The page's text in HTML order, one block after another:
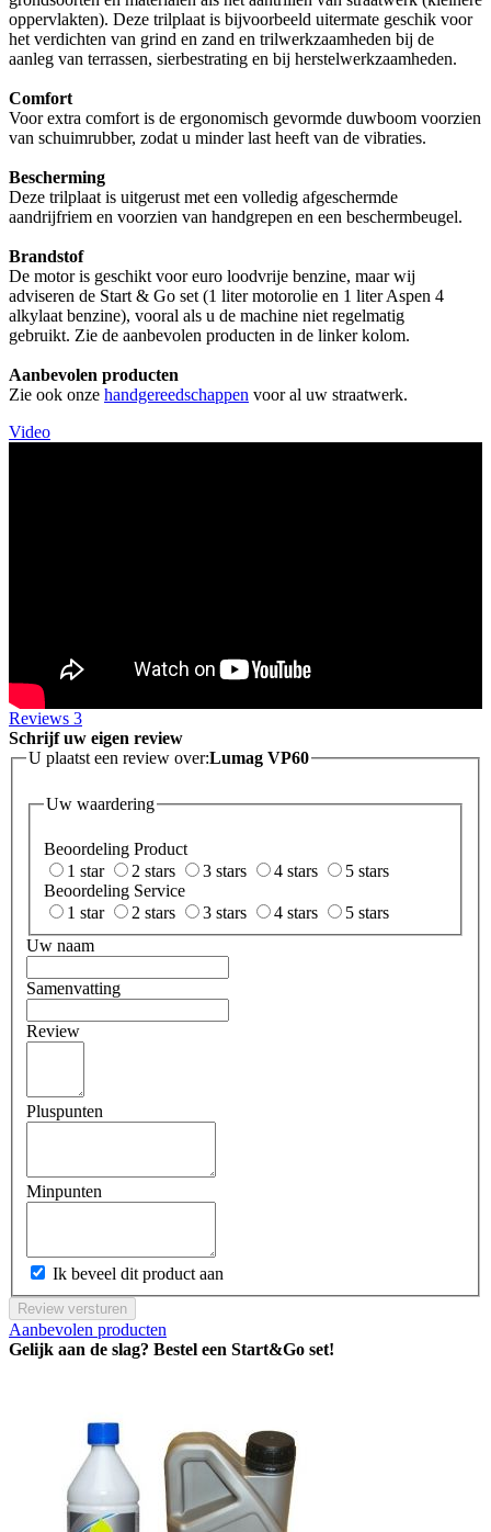
oppervlakten). Deze trilplaat is bijvoorbeeld uitermate geschik voor
het verdichten van grind en zand en trilwerkzaamheden bij de
aanleg van terrassen, sierbestrating en bij herstelwerkzaamheden.
Comfort
Voor extra comfort is de ergonomisch gevormde duwboom voorzien
van schuimrubber, zodat u minder last heeft van de vibraties.
Bescherming
Deze trilplaat is uitgerust met een volledig afgeschermde
aandrijfriem en voorzien van handgrepen en een beschermbeugel.
Brandstof
De motor is geschikt voor euro loodvrije benzine, maar wij
adviseren de Start & Go set (1 liter motorolie en 1 liter Aspen 4
alkylaat benzine), vooral als u de machine niet regelmatig
gebruikt. Zie de aanbevolen producten in de linker kolom.
Aanbevolen producten
Zie ook onze handgereedschappen voor al uw straatwerk.
Video
Reviews 3
Schrijf uw eigen review
U plaatst een review over:Lumag VP60
Uw waardering
Beoordeling Product
1 star
2 stars 3 stars 4 stars
5 stars
Beoordeling Service
1 star
2 stars 3 stars 4 stars
5 stars
Uw naam
Samenvatting
Review
Pluspunten
Minpunten
Ik beveel dit product aan
Review versturen
Aanbevolen producten
Gelijk aan de slag? Bestel een Start&Go set!